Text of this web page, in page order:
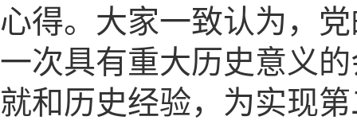
心得。大家一致认为，
一次具有重大历史意义
就和历史经验，为实现